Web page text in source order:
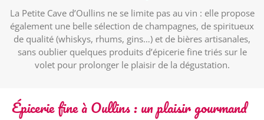
La Petite Cave d’Oullins ne se limite pas au vin : elle propose
également une belle sélection de champagnes, de spiritueux
de qualité (whiskys, rhums, gins…) et de bières artisanales,
sans oublier quelques produits d’épicerie fine triés sur le
volet pour prolonger le plaisir de la dégustation.
Épicerie fine à Oullins : un plaisir gourmand